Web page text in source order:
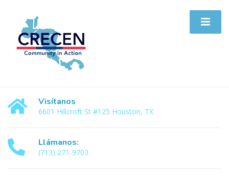
Visítanos
6601 Hillcroft St #125 Houston, TX
Llámanos:
(713) 271-9703